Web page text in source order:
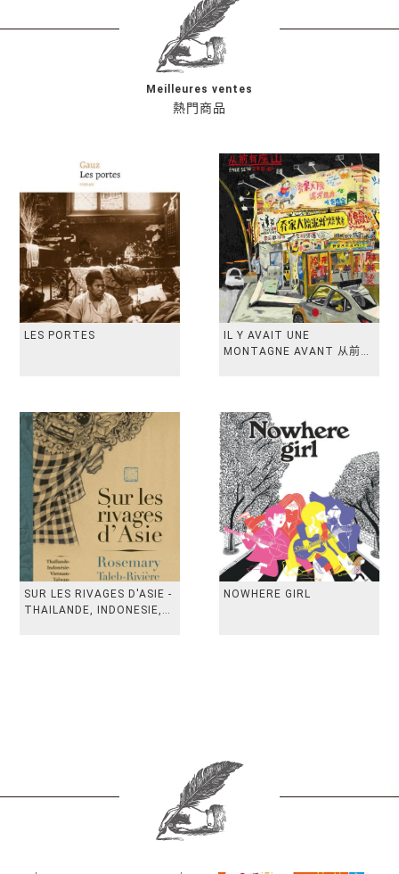
熱門商品
Meilleures ventes
LES PORTES
IL Y AVAIT UNE
MONTAGNE AVANT 从前有
SUR LES RIVAGES D'ASIE -
THAILANDE, INDONESIE,
NOWHERE GIRL